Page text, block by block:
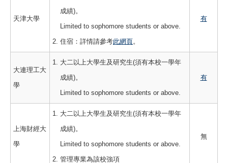
天津大學
成績)。
Limited to sophomore students or above.
住宿：詳情請參考此網頁。
有
大連理工大
學
大二以上大學生及研究生(須有本校一學年
成績)。
Limited to sophomore students or above.
有
上海財經大
學
大二以上大學生及研究生(須有本校一學年
成績)。
Limited to sophomore students or above.
管理專業為該校強項
無